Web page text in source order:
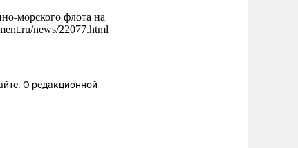
морского флота на
news/22077.html
О редакционной